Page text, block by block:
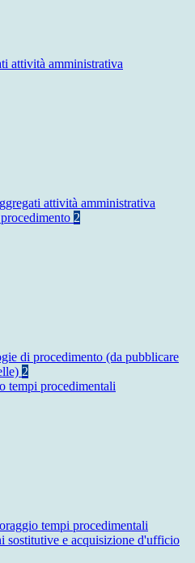
attività amministrativa
attività amministrativa
2
di procedimento (da pubblicare
2
tempi procedimentali
tempi procedimentali
sostitutive e acquisizione d'ufficio